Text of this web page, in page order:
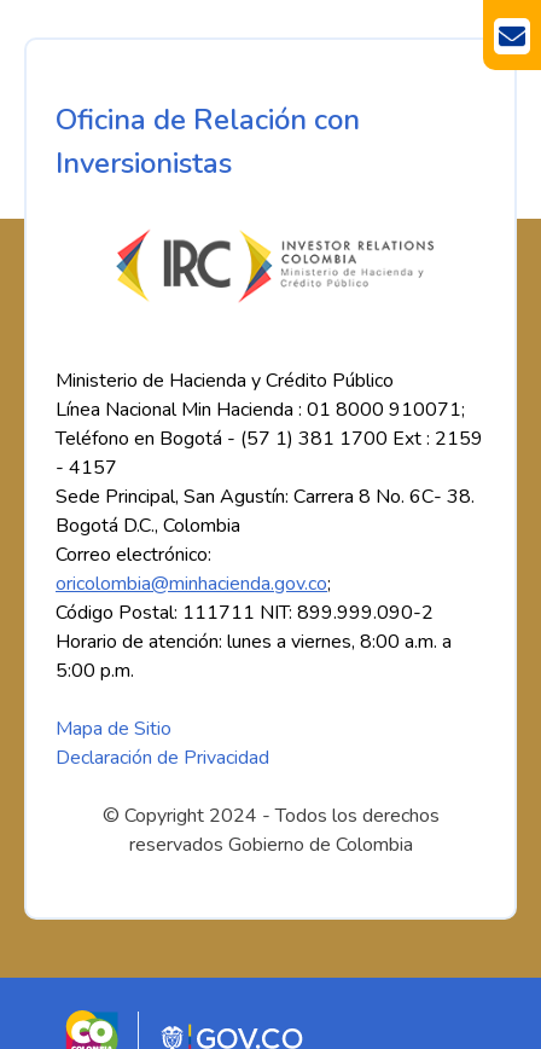
Oficina de Relación con
Inversionistas
Ministerio de Hacienda y Crédito Público
Línea Nacional Min Hacienda : 01 8000 910071;
Teléfono en Bogotá - (57 1) 381 1700 Ext : 2159
- 4157
Sede Principal, San Agustín: Carrera 8 No. 6C- 38.
Bogotá D.C., Colombia
Correo electrónico:
oricolombia@minhacienda.gov.co;
Código Postal: 111711 NIT: 899.999.090-2
Horario de atención: lunes a viernes, 8:00 a.m. a
5:00 p.m.
Mapa de Sitio
Declaración de Privacidad
© Copyright 2024 - Todos los derechos
reservados Gobierno de Colombia